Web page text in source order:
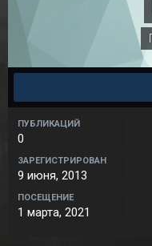
ПУБЛИКАЦИЙ
0
ЗАРЕГИСТРИРОВАН
9 июня, 2013
ПОСЕЩЕНИЕ
1 марта, 2021